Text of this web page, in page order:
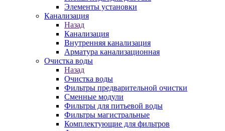
Элементы установки
Канализация
Назад
Канализация
Внутренняя канализация
Арматура канализационная
Очистка воды
Назад
Очистка воды
Фильтры предварительной очистки
Сменные модули
Фильтры для питьевой воды
Фильтры магистральные
Комплектующие для фильтров